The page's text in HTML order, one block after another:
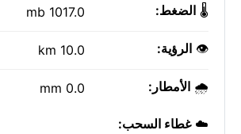
🌡️ الضغط: 1017.0 mb
👁️ الرؤية: 10.0 km
🌧️ الأمطار: 0.0 mm
☁️غطاء السحب: